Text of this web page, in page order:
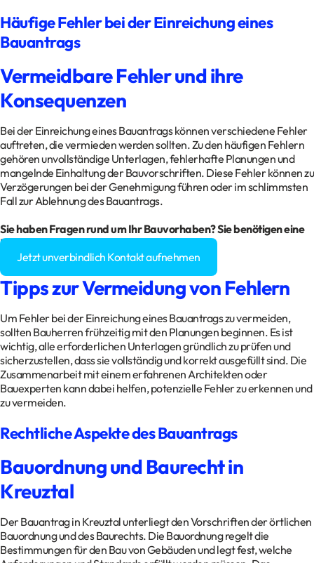
Häufige Fehler bei der Einreichung eines
Bauantrags
Vermeidbare Fehler und ihre
Konsequenzen
Bei der Einreichung eines Bauantrags können verschiedene Fehler
auftreten, die vermieden werden sollten. Zu den häufigen Fehlern
gehören unvollständige Unterlagen, fehlerhafte Planungen und
mangelnde Einhaltung der Bauvorschriften. Diese Fehler können zu
Verzögerungen bei der Genehmigung führen oder im schlimmsten
Fall zur Ablehnung des Bauantrags.
Sie haben Fragen rund um Ihr Bauvorhaben? Sie benötigen eine
Baugenehmigung?
Jetzt unverbindlich Kontakt aufnehmen
Tipps zur Vermeidung von Fehlern
Um Fehler bei der Einreichung eines Bauantrags zu vermeiden,
sollten Bauherren frühzeitig mit den Planungen beginnen. Es ist
wichtig, alle erforderlichen Unterlagen gründlich zu prüfen und
sicherzustellen, dass sie vollständig und korrekt ausgefüllt sind. Die
Zusammenarbeit mit einem erfahrenen Architekten oder
Bauexperten kann dabei helfen, potenzielle Fehler zu erkennen und
zu vermeiden.
Rechtliche Aspekte des Bauantrags
Bauordnung und Baurecht in
Kreuztal
Der Bauantrag in Kreuztal unterliegt den Vorschriften der örtlichen
Bauordnung und des Baurechts. Die Bauordnung regelt die
Bestimmungen für den Bau von Gebäuden und legt fest, welche